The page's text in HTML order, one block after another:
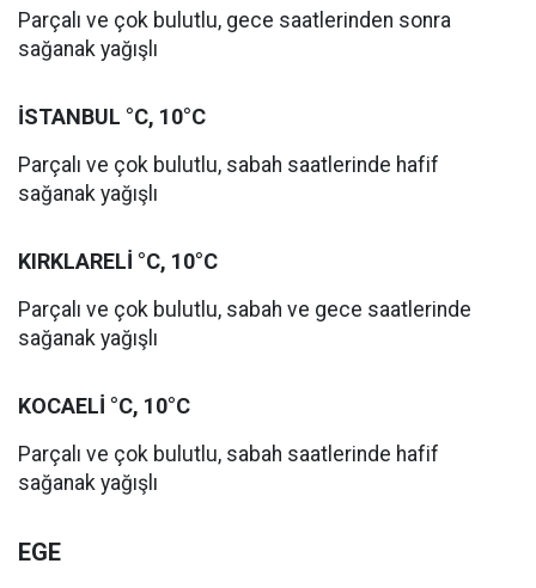
Parçalı ve çok bulutlu, gece saatlerinden sonra
sağanak yağışlı
İSTANBUL °C, 10°C
Parçalı ve çok bulutlu, sabah saatlerinde hafif
sağanak yağışlı
KIRKLARELİ °C, 10°C
Parçalı ve çok bulutlu, sabah ve gece saatlerinde
sağanak yağışlı
KOCAELİ °C, 10°C
Parçalı ve çok bulutlu, sabah saatlerinde hafif
sağanak yağışlı
EGE